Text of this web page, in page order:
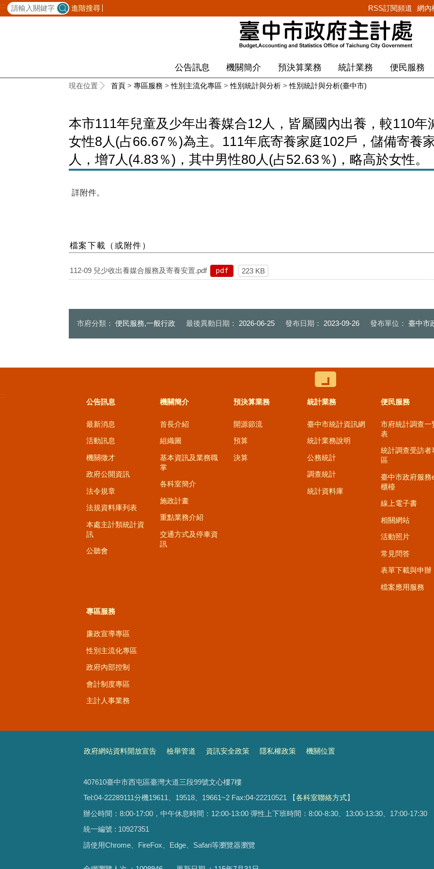
::: 進階搜尋 RSS訂閱頻道 網內
公告訊息 機關簡介 預決算業務 統計業務 便民服務
現在位置 首頁 > 專區服務 >性別主流化專區 >性別統計與分析 >性別統計與分析(臺中市)
本市111年兒童及少年出養媒合12人，皆屬國內出養，較110年
女性8人(占66.67％)為主。111年底寄養家庭102戶，儲備寄養
人，增7人(4.83％)，其中男性80人(占52.63％)，略高於女性。
詳附件。
檔案下載（或附件）
112-09 兒少收出養媒合服務及寄養安置.pdf pdf 223 KB
市府分類： 便民服務,一般行政 最後異動日期： 2026-06-25 發布日期： 2023-09-26 發布單位： 臺中市
:::
公告訊息
最新消息
活動訊息
機關徵才
政府公開資訊
法令規章
法規資料庫列表
本處主計類統計資
訊
公聽會
機關簡介
首長介紹
組織圖
基本資訊及業務職
掌
各科室簡介
施政計畫
重點業務介紹
交通方式及停車資
訊
預決算業務
開源節流
預算
決算
統計業務
臺中市統計資訊網
統計業務說明
公務統計
調查統計
統計資料庫
便民服務
市府統計調查一
表
統計調查受訪者
區
臺中市政府服務
櫃檯
線上電子書
相關網站
活動照片
常見問答
表單下載與申辦
檔案應用服務
專區服務
廉政宣導專區
性別主流化專區
政府內部控制
會計制度專區
主計人事業務
政府網站資料開放宣告 檢舉管道 資訊安全政策 隱私權政策 機關位置
407610臺中市西屯區臺灣大道三段99號文心樓7樓
Tel:04-22289111分機19611、19518、19661~2 Fax:04-22210521
【各科室聯絡方式】
辦公時間：8:00-17:00，中午休息時間：12:00-13:00 彈性上下班時間：8:00-8:30、13:00-13:30、17:00-17:30
統一編號 : 10927351
請使用Chrome、FireFox、Edge、Safari等瀏覽器瀏覽